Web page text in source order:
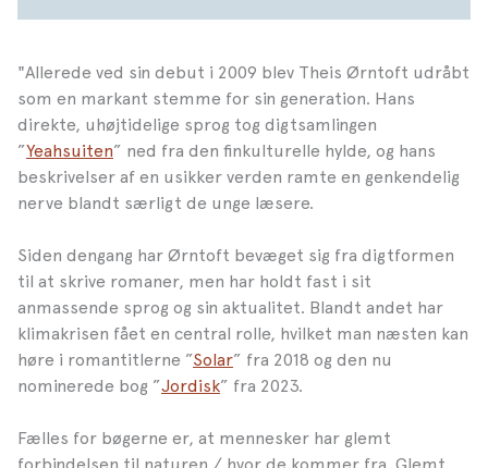
"Allerede ved sin debut i 2009 blev Theis Ørntoft udråbt
som en markant stemme for sin generation. Hans
direkte, uhøjtidelige sprog tog digtsamlingen
”Yeahsuiten” ned fra den finkulturelle hylde, og hans
beskrivelser af en usikker verden ramte en genkendelig
nerve blandt særligt de unge læsere.
Siden dengang har Ørntoft bevæget sig fra digtformen
til at skrive romaner, men har holdt fast i sit
anmassende sprog og sin aktualitet. Blandt andet har
klimakrisen fået en central rolle, hvilket man næsten kan
høre i romantitlerne ”Solar” fra 2018 og den nu
nominerede bog ”Jordisk” fra 2023.
Fælles for bøgerne er, at mennesker har glemt
forbindelsen til naturen / hvor de kommer fra. Glemt,